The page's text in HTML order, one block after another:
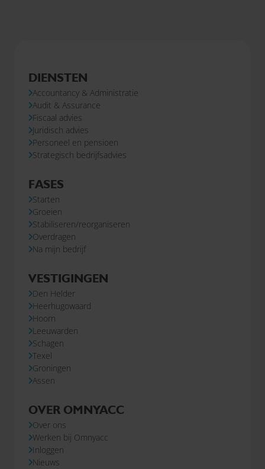
DIENSTEN
Accountancy & Administratie
Audit & Assurance
Fiscaal advies
Juridisch advies
Personeel en pensioen
Strategisch bedrijfsadvies
FASES
Starten
Groeien
Stabiliseren/reorganiseren
Overdragen
Na mijn bedrijf
VESTIGINGEN
Den Helder
Heerhugowaard
Hoorn
Leeuwarden
Schagen
Texel
Groningen
Assen
OVER OMNYACC
Over ons
Werken bij Omnyacc
Inloggen
Nieuws